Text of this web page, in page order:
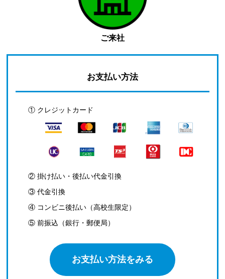
ご来社
お支払い方法
① クレジットカード
② 掛け払い・後払い代金引換
③ 代金引換
④ コンビニ後払い（高校生限定）
⑤ 前振込（銀行・郵便局）
お支払い方法をみる